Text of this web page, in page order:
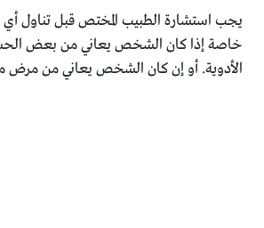
يجب استشارة الطبيب المختص قبل تناول أي
خاصة إذا كان الشخص يعاني من بعض
الأدوية. أو إن كان الشخص يعاني من مرض